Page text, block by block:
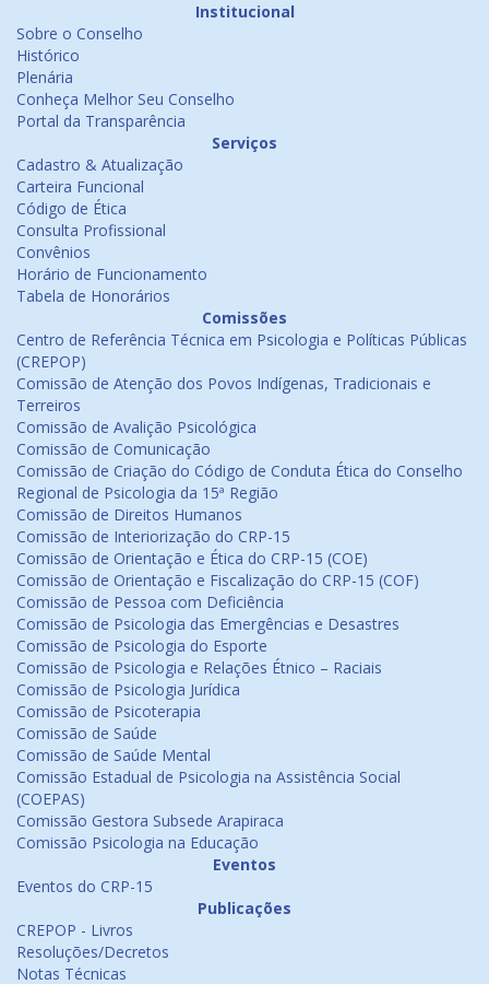
Institucional
Sobre o Conselho
Histórico
Plenária
Conheça Melhor Seu Conselho
Portal da Transparência
Serviços
Cadastro & Atualização
Carteira Funcional
Código de Ética
Consulta Profissional
Convênios
Horário de Funcionamento
Tabela de Honorários
Comissões
Centro de Referência Técnica em Psicologia e Políticas Públicas
(CREPOP)
Comissão de Atenção dos Povos Indígenas, Tradicionais e
Terreiros
Comissão de Avalição Psicológica
Comissão de Comunicação
Comissão de Criação do Código de Conduta Ética do Conselho
Regional de Psicologia da 15ª Região
Comissão de Direitos Humanos
Comissão de Interiorização do CRP-15
Comissão de Orientação e Ética do CRP-15 (COE)
Comissão de Orientação e Fiscalização do CRP-15 (COF)
Comissão de Pessoa com Deficiência
Comissão de Psicologia das Emergências e Desastres
Comissão de Psicologia do Esporte
Comissão de Psicologia e Relações Étnico – Raciais
Comissão de Psicologia Jurídica
Comissão de Psicoterapia
Comissão de Saúde
Comissão de Saúde Mental
Comissão Estadual de Psicologia na Assistência Social
(COEPAS)
Comissão Gestora Subsede Arapiraca
Comissão Psicologia na Educação
Eventos
Eventos do CRP-15
Publicações
CREPOP - Livros
Resoluções/Decretos
Notas Técnicas